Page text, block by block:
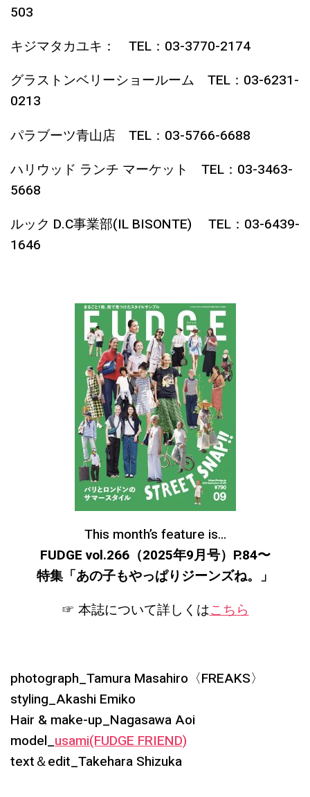
503
キジマタカユキ： TEL：03-3770-2174
グラストンベリーショールーム TEL：03-6231-
0213
パラブーツ青山店 TEL：03-5766-6688
ハリウッド ランチ マーケット TEL：03-3463-
5668
ルック D.C事業部(IL BISONTE) TEL：03-6439-
1646
This month’s feature is…
FUDGE vol.266（2025年9月号）P.84〜
特集「あの子もやっぱりジーンズね。 」
☞ 本誌について詳しくはこちら
photograph_Tamura Masahiro〈FREAKS〉
styling_Akashi Emiko
Hair & make-up_Nagasawa Aoi
model_usami(FUDGE FRIEND)
text＆edit_Takehara Shizuka